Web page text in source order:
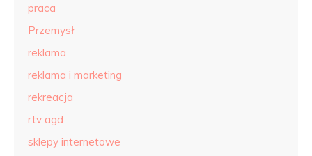
praca
Przemysł
reklama
reklama i marketing
rekreacja
rtv agd
sklepy internetowe